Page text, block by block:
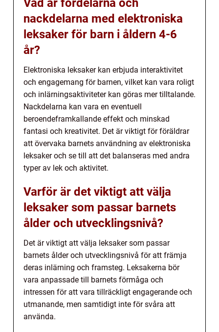
Vad är fördelarna och
nackdelarna med elektroniska
leksaker för barn i åldern 4-6
år?
Elektroniska leksaker kan erbjuda interaktivitet
och engagemang för barnen, vilket kan vara roligt
och inlärningsaktiviteter kan göras mer tilltalande.
Nackdelarna kan vara en eventuell
beroendeframkallande effekt och minskad
fantasi och kreativitet. Det är viktigt för föräldrar
att övervaka barnets användning av elektroniska
leksaker och se till att det balanseras med andra
typer av lek och aktivitet.
Varför är det viktigt att välja
leksaker som passar barnets
ålder och utvecklingsnivå?
Det är viktigt att välja leksaker som passar
barnets ålder och utvecklingsnivå för att främja
deras inlärning och framsteg. Leksakerna bör
vara anpassade till barnets förmåga och
intressen för att vara tillräckligt engagerande och
utmanande, men samtidigt inte för svåra att
använda.